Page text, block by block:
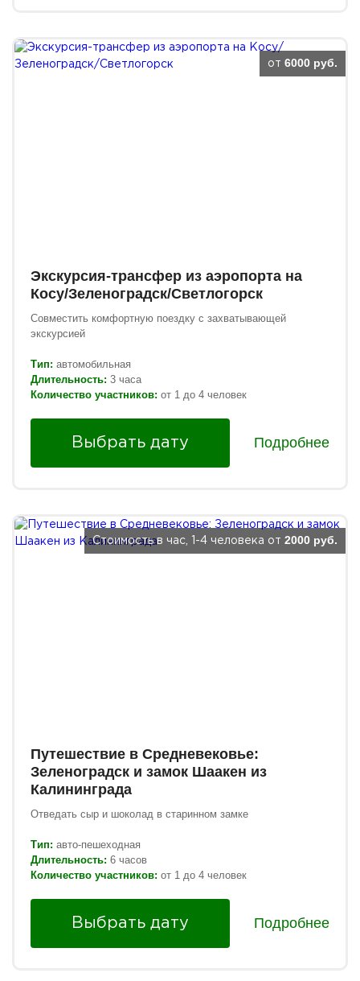
Экскурсия-трансфер из аэропорта на
Косу/Зеленоградск/Светлогорск
Совместить комфортную поездку с захватывающей
экскурсией
Тип: автомобильная
Длительность: 3 часа
Количество участников: от 1 до 4 человек
от 6000 руб.
Выбрать дату Подробнее
Путешествие в Средневековье:
Зеленоградск и замок Шаакен из
Калининграда
Отведать сыр и шоколад в старинном замке
Тип: авто-пешеходная
Длительность: 6 часов
Количество участников: от 1 до 4 человек
Стоимость в час, 1-4 человека от 2000 руб.
Выбрать дату Подробнее